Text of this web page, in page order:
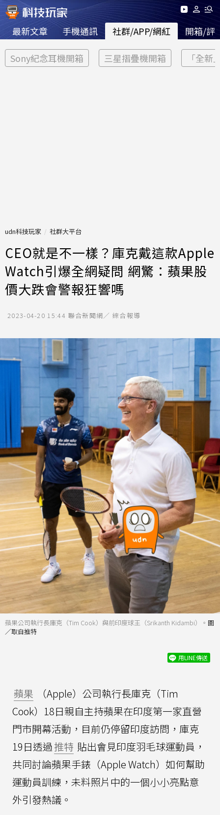
最新文章 手機通訊 社群/APP/網紅 開箱/評
Sony紀念耳機開箱 三星摺疊機開箱 「全新
udn科技玩家 社群大平台
CEO就是不一樣？庫克戴這款Apple
Watch引爆全網疑問 網驚：蘋果股
價大跌會警報狂響嗎
2023-04-20 15:44 聯合新聞網／ 綜合報導
蘋果公司執行長庫克（Tim Cook）與前印度球王（Srikanth Kidambi）。 圖
／取自推特
用LINE傳送
蘋果
（Apple）公司執行長庫克（Tim
Cook）18日親自主持蘋果在印度第一家直營
門市開幕活動，目前仍停留印度訪問，庫克
19日透過推特 貼出會見印度羽毛球運動員，
共同討論蘋果手錶（Apple Watch）如何幫助
運動員訓練，未料照片中的一個小小亮點意
外引發熱議。